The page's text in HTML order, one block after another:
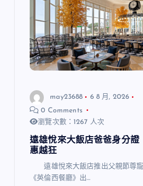
may23688
6 8 月, 2026
0 Comments
瀏覽次數：1267 人次
遠雄悅來大飯店爸爸身分證
惠越狂
遠雄悅來大飯店推出父親節尊寵
《英倫西餐廳》出…